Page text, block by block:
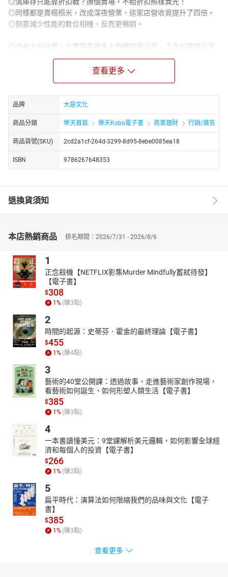
◎同樣都是賣榻榻米，改成深夜營業，這家店營收竟提升了四倍。
◎刻意減少性能的數位相機，反而更暢銷。
◎作者木村尚義，大學畢業後進入軟體開發公司，之後任職辦公室
OA系統銷售。
他曾負責重建秋田市一家不賺錢的商店，成功將營收提高了五倍。
並為銀行、商社、保險公司、地方政府等舉辦「獲利模式發想研習
至今已有超過一千家公司，超過三萬名學員參加研習。
一提到暢銷品，很多人都會說：「我沒有創意與靈感啊……。」
沒關係，很多熱賣商品或行銷手段，都不需要創意，
而是將現有商業模式做調整，可以變換的面向多達七種：
配合生活型態，放大或縮小商品重量；
借助其他公司或顧客的力量（別單打獨鬥）。
◎利用時間差、空間差，避開競爭！
某租車公司收費，只要市場行情的一半，這樣就能賺？
因為該公司利用「空間差」：把營業店鋪設在加油站內，租車兼加
一樣都是給上班族乘車優惠，
新加坡地鐵卻能成功疏解7%的尖峰時間人潮，為什麼？
改變「時間差」：早上7：45前抵達目的地，車資全免！
◎不用改商品功能，換收費機制
客人點一杯咖啡卻坐了好幾個小時，怎麼提升翻桌率？
改計時收費（收場地費），例如用餐時間只能兩小時。
◎過去有哪些服務，現在消失了？
戶外露營用品店，怎麼賣東西給不露營的人？
你可能不露營，但你一定需要地震求生工具，像是備用電池和手電
筒。
◎調整商品本身存在的理由
100日圓的筷子，怎麼賣高價？放在神社賣，就變成「祈願考試合格
箸」。
番茄不夠大，那就變小！整顆製成果凍當禮盒，更高價！
原本用來剪海苔的剪刀滯銷，怎麼辦？換個用途，拿來碎紙超好
查看更多
品牌 大是文化
商品分類 樂天首頁 樂天Kobo電子書 商業理財 行銷/廣告
商品貨號(SKU) 2cd2a1cf-264d-3299-8d95-8ebe0085ea18
ISBN 9786267648353
退換貨須知
本店熱銷商品 排名期間：2026/7/31 - 2026/8/6
1
正念殺機【NETFLIX影集Murder Mindfully蓄弒待發】
【電子書】
$308
1 % (賺3點)
2
時間的起源：史蒂芬．霍金的最終理論【電子書】
$455
1 % (賺4點)
3
藝術的40堂公開課：透過故事，走進藝術家創作現場，
看藝術如何誕生、如何形塑人類生活【電子書】
$385
1 % (賺3點)
4
一本書讀懂美元：9堂課解析美元邏輯，如何影響全球經
濟和每個人的投資【電子書】
$266
1 % (賺2點)
5
扁平時代：演算法如何限縮我們的品味與文化【電子
書】
$385
1 % (賺3點)
查看更多